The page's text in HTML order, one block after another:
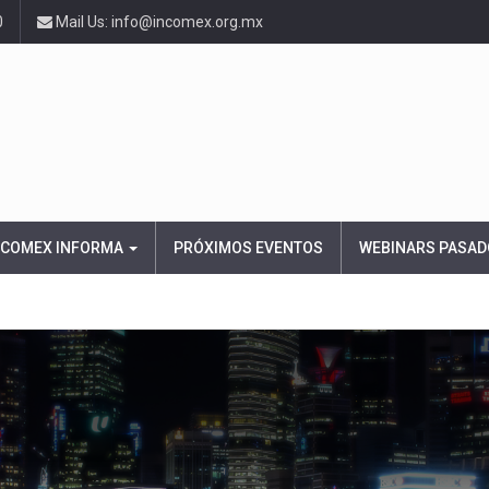
Mail Us: info@incomex.org.mx
INFORMA PRÓXIMOS EVENTOS WEBINARS